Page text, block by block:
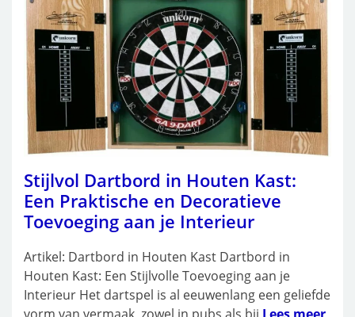
Stijlvol Dartbord in Houten Kast:
Een Praktische en Decoratieve
Toevoeging aan je Interieur
Artikel: Dartbord in Houten Kast Dartbord in
Houten Kast: Een Stijlvolle Toevoeging aan je
Interieur Het dartspel is al eeuwenlang een geliefde